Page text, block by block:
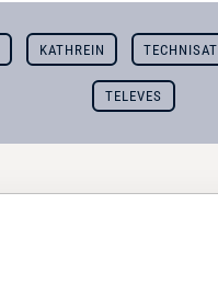
KATHREIN TECHNISAT
TELEVES